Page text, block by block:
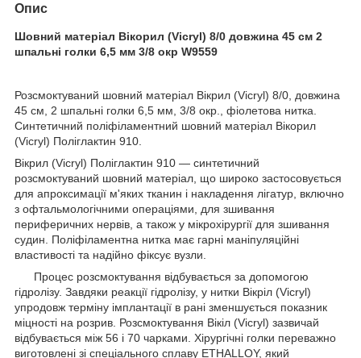
Опис
Шовний матеріал Вікорил (Vicryl) 8/0 довжина 45 см 2
шпальні голки 6,5 мм 3/8 окр W9559
Розсмоктуваний шовний матеріал Вікрил (Vicryl) 8/0, довжина
45 см, 2 шпальні голки 6,5 мм, 3/8 окр., фіолетова нитка.
Синтетичний поліфіламентний шовний матеріал Вікорил
(Vicryl) Поліглактин 910.
Вікрил (Vicryl) Поліглактин 910 — синтетичний
розсмоктуваний шовний матеріал, що широко застосовується
для апроксимації м'яких тканин і накладення лігатур, включно
з офтальмологічними операціями, для зшивання
периферичних нервів, а також у мікрохірургії для зшивання
судин. Поліфіламентна нитка має гарні маніпуляційні
властивості та надійно фіксує вузли.
Процес розсмоктування відбувається за допомогою
гідролізу. Завдяки реакції гідролізу, у нитки Вікріл (Vicryl)
упродовж терміну імплантації в рані зменшується показник
міцності на розрив. Розсмоктування Вікіл (Vicryl) зазвичай
відбувається між 56 і 70 чарками. Хірургічні голки переважно
виготовлені зі спеціального сплаву ETHALLOY, який